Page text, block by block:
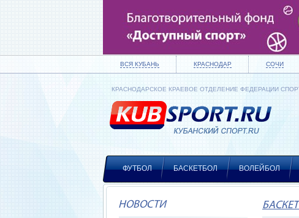
ВСЯ КУБАНЬ КРАСНОДАР СОЧИ
КРАСНОДАРСКОЕ КРАЕВОЕ ОТДЕЛЕНИЕ ФЕДЕРАЦИИ
ФУТБОЛ БАСКЕТБОЛ ВОЛЕЙБОЛ
НОВОСТИ